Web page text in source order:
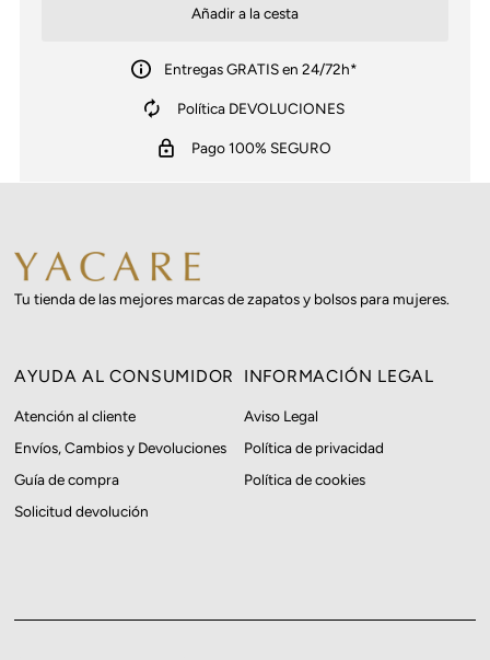
Entregas GRATIS en 24/72h*
Política DEVOLUCIONES
Pago 100% SEGURO
Tu tienda de las mejores marcas de zapatos y bolsos para mujeres.
AYUDA AL CONSUMIDOR
Atención al cliente
Envíos, Cambios y Devoluciones
Guía de compra
Solicitud devolución
INFORMACIÓN LEGAL
Aviso Legal
Política de privacidad
Política de cookies